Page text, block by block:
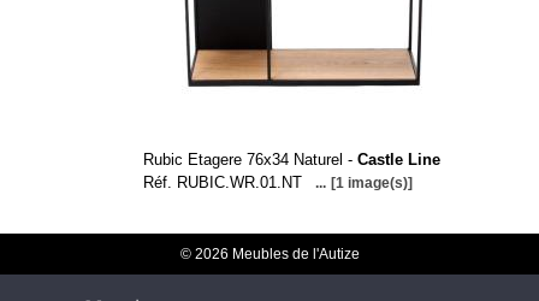
Rubic Etagere 76x34 Naturel - Castle Line
Réf. RUBIC.WR.01.NT
... [1 image(s)]
© 2026 Meubles de l'Autize